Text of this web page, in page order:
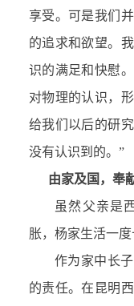
享受。可是我们
的追求和欲望。
识的满足和快慰
对物理的认识，
给我们以后的研
没有认识到的。”
由家及国，奉
虽然父亲是
胀，杨家生活一度
作为家中长
的责任。在昆明